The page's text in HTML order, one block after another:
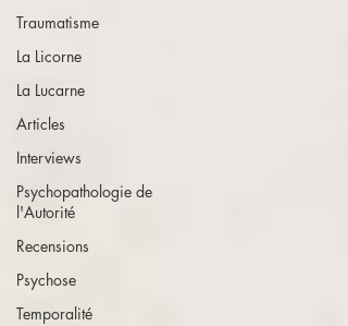
Traumatisme
La Licorne
La Lucarne
Articles
Interviews
Psychopathologie de
l'Autorité
Recensions
Psychose
Temporalité